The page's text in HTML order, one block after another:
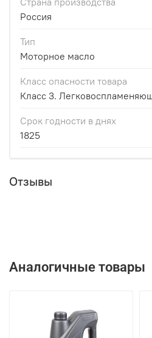
Россия
Тип
Моторное масло
Класс опасности товара
Класс 3.
Срок годности в днях
1825
Отзывы
Аналогичные товары